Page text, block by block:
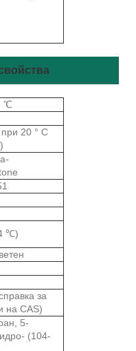
℃
20 ° C
℃)
за
на CAS)
5-
(104-